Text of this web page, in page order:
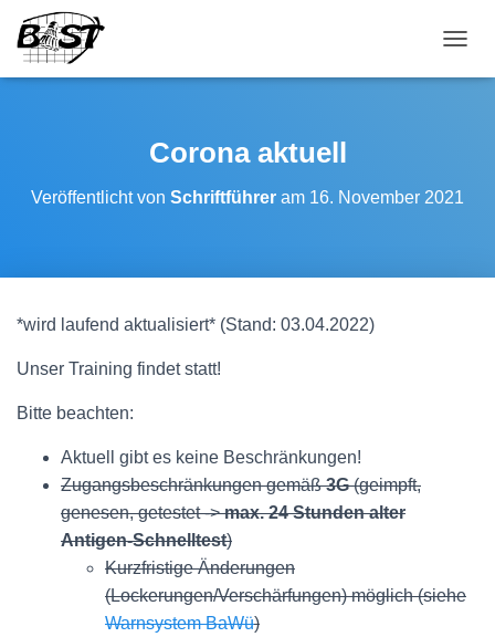
Corona aktuell
Veröffentlicht von Schriftführer am 16. November 2021
*wird laufend aktualisiert* (Stand: 03.04.2022)
Unser Training findet statt!
Bitte beachten:
Aktuell gibt es keine Beschränkungen!
Zugangsbeschränkungen gemäß3G(geimpft,
genesen, getestet ->max. 24 Stunden alter
Antigen-Schnelltest)
Kurzfristige Änderungen
(Lockerungen/Verschärfungen) möglich (siehe
Warnsystem BaWü)